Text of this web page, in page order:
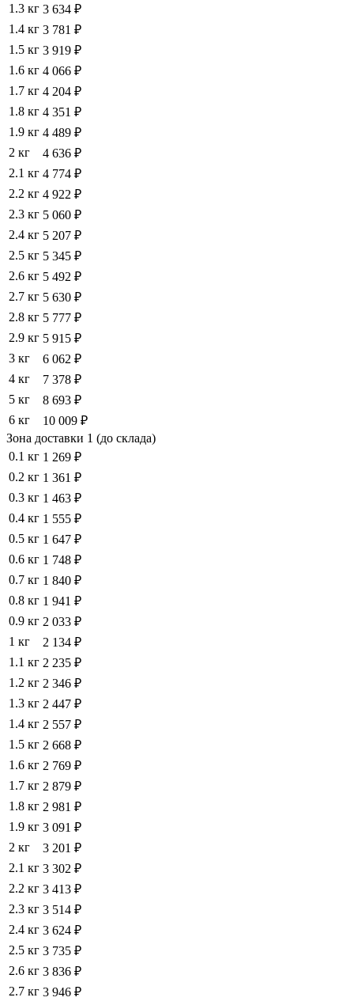
1.3 кг 3 634 ₽
1.4 кг 3 781 ₽
1.5 кг 3 919 ₽
1.6 кг 4 066 ₽
1.7 кг 4 204 ₽
1.8 кг 4 351 ₽
1.9 кг 4 489 ₽
2 кг
4 636 ₽
2.1 кг 4 774 ₽
2.2 кг 4 922 ₽
2.3 кг 5 060 ₽
2.4 кг 5 207 ₽
2.5 кг 5 345 ₽
2.6 кг 5 492 ₽
2.7 кг 5 630 ₽
2.8 кг 5 777 ₽
2.9 кг 5 915 ₽
3 кг
6 062 ₽
4 кг
7 378 ₽
5 кг
8 693 ₽
6 кг
10 009 ₽
Зона доставки 1 (до склада)
0.1 кг 1 269 ₽
0.2 кг 1 361 ₽
0.3 кг 1 463 ₽
0.4 кг 1 555 ₽
0.5 кг 1 647 ₽
0.6 кг 1 748 ₽
0.7 кг 1 840 ₽
0.8 кг 1 941 ₽
0.9 кг 2 033 ₽
1 кг
2 134 ₽
1.1 кг 2 235 ₽
1.2 кг 2 346 ₽
1.3 кг 2 447 ₽
1.4 кг 2 557 ₽
1.5 кг 2 668 ₽
1.6 кг 2 769 ₽
1.7 кг 2 879 ₽
1.8 кг 2 981 ₽
1.9 кг 3 091 ₽
2 кг
3 201 ₽
2.1 кг 3 302 ₽
2.2 кг 3 413 ₽
2.3 кг 3 514 ₽
2.4 кг 3 624 ₽
2.5 кг 3 735 ₽
2.6 кг 3 836 ₽
2.7 кг 3 946 ₽